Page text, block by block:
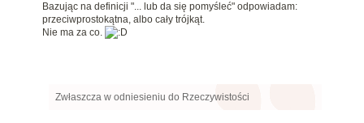
Bazując na definicji "... lub da się pomyśleć" odpowiadam:
przeciwprostokątna, albo cały trójkąt.
Nie ma za co.
Zwłaszcza w odniesieniu do Rzeczywistości